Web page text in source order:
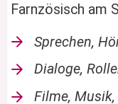
Farnzösisch am
Sprechen,
Dialoge,
Filme,